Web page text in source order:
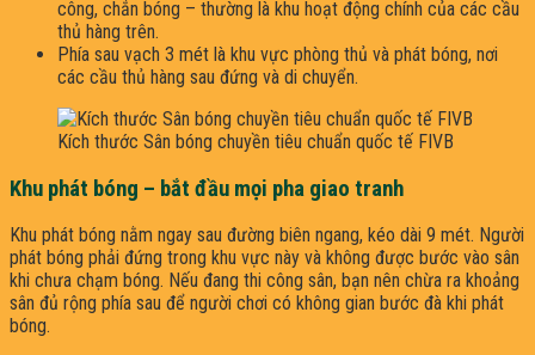
công, chắn bóng – thường là khu hoạt động chính của các cầu
thủ hàng trên.
Phía sau vạch 3 mét là khu vực phòng thủ và phát bóng, nơi
các cầu thủ hàng sau đứng và di chuyển.
Kích thước Sân bóng chuyền tiêu chuẩn quốc tế FIVB
Khu phát bóng – bắt đầu mọi pha giao tranh
Khu phát bóng nằm ngay sau đường biên ngang, kéo dài 9 mét. Người
phát bóng phải đứng trong khu vực này và không được bước vào sân
khi chưa chạm bóng. Nếu đang thi công sân, bạn nên chừa ra khoảng
sân đủ rộng phía sau để người chơi có không gian bước đà khi phát
bóng.